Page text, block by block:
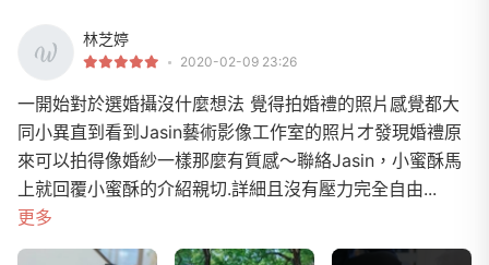
林芝婷
2020-02-09 23:26
一開始對於選婚攝沒什麼想法 覺得拍婚禮的照片感覺都大
同小異直到看到Jasin藝術影像工作室的照片才發現婚禮原
來可以拍得像婚紗一樣那麼有質感～聯絡Jasin，小蜜酥馬
上就回覆小蜜酥的介紹親切.詳細且沒有壓力完全自由...
更多